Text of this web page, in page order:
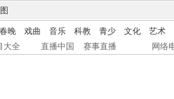
春晚 戏曲 音乐 科教 青少 文化
艺术
大全 直播中国 赛事直播 网络